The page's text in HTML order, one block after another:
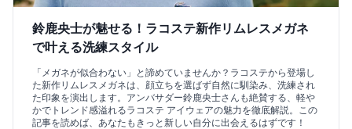
鈴鹿央士が魅せる！ラコステ新作リムレスメガネ
で叶える洗練スタイル
「メガネが似合わない」と諦めていませんか？ラコステから登場し
た新作リムレスメガネは、顔立ちを選ばず自然に馴染み、洗練され
た印象を演出します。アンバサダー鈴鹿央士さんも絶賛する、軽や
かでトレンド感溢れるラコステ アイウェアの魅力を徹底解説。この
記事を読めば、あなたもきっと新しい自分に出会えるはずです！